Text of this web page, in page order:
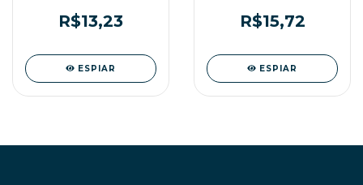
R$13,23
ESPIAR
R$15,72
ESPIAR